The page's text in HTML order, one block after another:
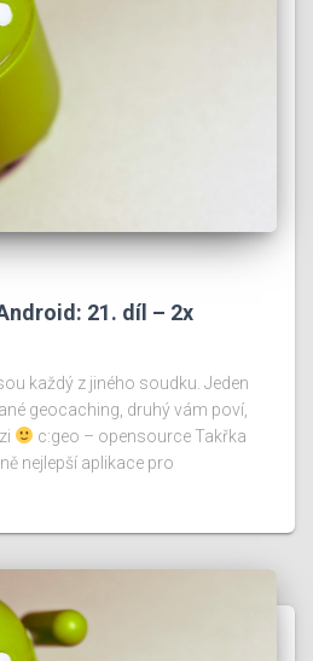
21. díl – 2x
každý z jiného soudku. Jeden
geocaching, druhý vám poví,
c:geo – opensource Takřka
nejlepší aplikace pro